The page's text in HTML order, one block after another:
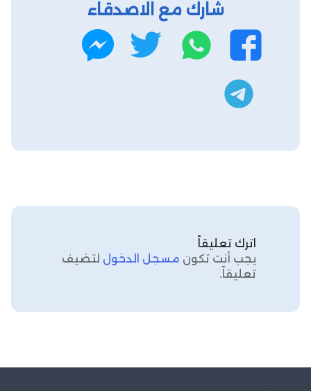
شارك مع الاصدقاء
فيسبوك واتساب تويتر
اترك تعليقاً
يجب أنت تكون مسجل الدخول لتضيف
تعليقاً.